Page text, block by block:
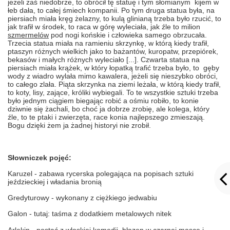
jeżeli zaś niedobrze, to obrócił tę statuę i tym słomianym kijem w
łeb dała, to całej śmiech kompanii. Po tym druga statua była, na
piersiach miała kręg żelazny, to kulą glinianą trzeba było rzucić, to
jak trafił w środek, to raca w górę wyleciała, jak źle to milion
szmermelów pod nogi końskie i człowieka samego obrzucała.
Trzecia statua miała na ramieniu skrzynkę, w którą kiedy trafił,
ptaszyn różnych wielkich jako to bażantów, kuropatw, przepiórek,
bekasów i małych różnych wyleciało [...]. Czwarta statua na
piersiach miała krążek, w który łopatką trafić trzeba było, to gęby
wody z wiadro wylała mimo kawalera, jeżeli się nieszybko obróci,
to całego zlała. Piąta skrzynka na ziemi leżała, w którą kiedy trafił,
to koty, lisy, zające, króliki wybiegali. To te wszystkie sztuki trzeba
było jednym ciągiem biegając robić a ośmiu robiło, to konie
dziwnie się żachali, bo choć ja dobrze zrobię, ale kolega, który
źle, to te ptaki i zwierzęta, race konia najlepszego zmieszają.
Bogu dzięki żem ja żadnej historyi nie zrobił.
Słowniczek pojęć:
Karuzel - zabawa rycerska polegająca na popisach sztuki
jeździeckiej i władania bronią
Gredyturowy - wykonany z ciężkiego jedwabiu
Galon - tutaj: taśma z dodatkiem metalowych nitek